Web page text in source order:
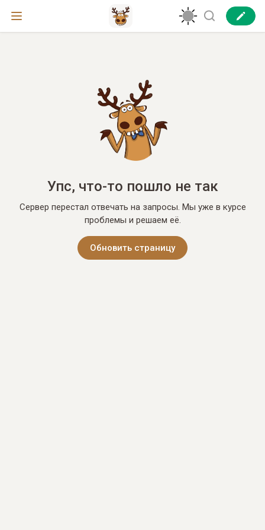
Упс, что-то пошло не так
Сервер перестал отвечать на запросы. Мы уже в курсе
проблемы и решаем её.
Обновить страницу